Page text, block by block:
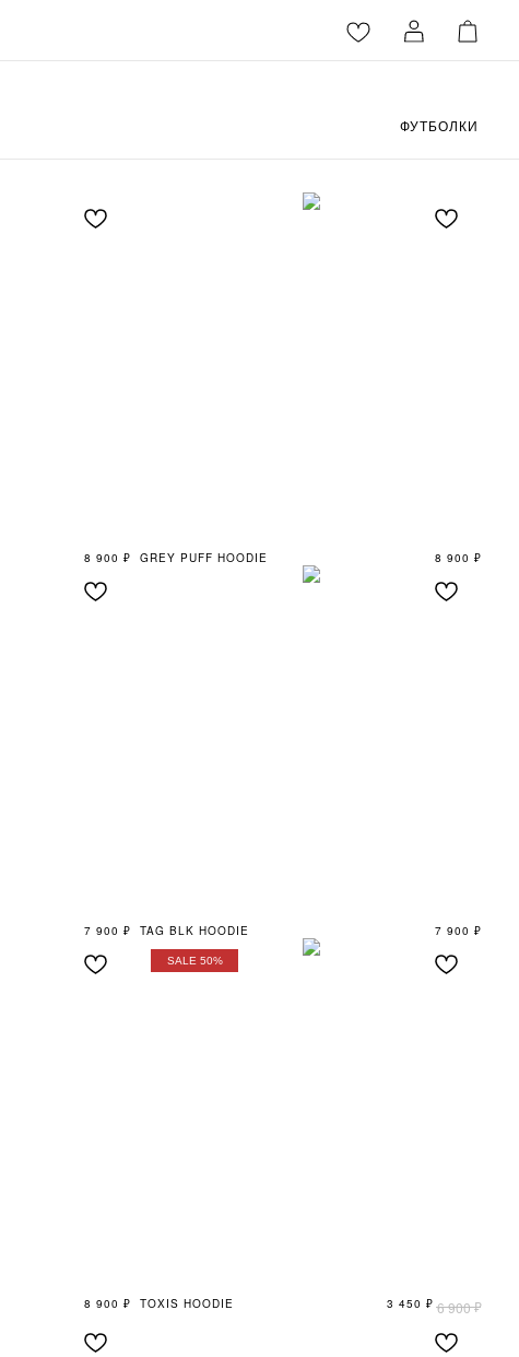
ФУТБОЛКИ
8 900 ₽ GREY PUFF HOODIE 8 900 ₽
7 900 ₽ TAG BLK HOODIE 7 900 ₽
8 900 ₽
SALE 50%
TOXIS HOODIE 3 450 ₽ 6 900₽